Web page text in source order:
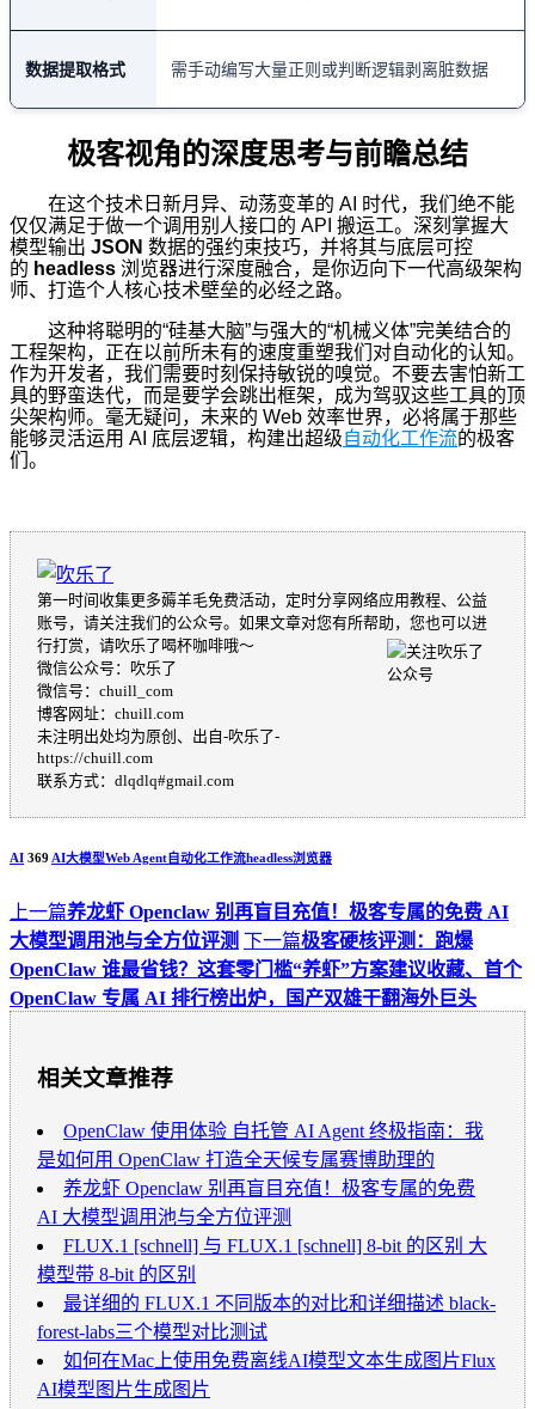
数据提取格式 需手动编写大量正则或判断逻辑剥离脏数据
极客视角的深度思考与前瞻总结
在这个技术日新月异、动荡变革的 AI 时代，我们绝不能
仅仅满足于做一个调用别人接口的 API 搬运工。深刻掌握大
模型输出 JSON 数据的强约束技巧，并将其与底层可控
的 headless 浏览器进行深度融合，是你迈向下一代高级架构
师、打造个人核心技术壁垒的必经之路。
这种将聪明的“硅基大脑”与强大的“机械义体”完美结合的
工程架构，正在以前所未有的速度重塑我们对自动化的认知。
作为开发者，我们需要时刻保持敏锐的嗅觉。不要去害怕新工
具的野蛮迭代，而是要学会跳出框架，成为驾驭这些工具的顶
尖架构师。毫无疑问，未来的 Web 效率世界，必将属于那些
能够灵活运用 AI 底层逻辑，构建出超级自动化工作流的极客
们。
第一时间收集更多薅羊毛免费活动，定时分享网络应用教程、公益
账号，请关注我们的公众号。如果文章对您有所帮助，您也可以进
行打赏，请吹乐了喝杯咖啡哦～
微信公众号：吹乐了
微信号：chuill_com
博客网址：chuill.com
未注明出处均为原创、出自-吹乐了-
https://chuill.com
联系方式：dlqdlq#gmail.com
AI 369 AI大模型Web Agent自动化工作流headless浏览器
上一篇养龙虾 Openclaw 别再盲目充值！极客专属的免费 AI
大模型调用池与全方位评测 下一篇极客硬核评测：跑爆
OpenClaw 谁最省钱？这套零门槛“养虾”方案建议收藏、首个
OpenClaw 专属 AI 排行榜出炉，国产双雄干翻海外巨头
相关文章推荐
OpenClaw 使用体验 自托管 AI Agent 终极指南：我
是如何用 OpenClaw 打造全天候专属赛博助理的
养龙虾 Openclaw 别再盲目充值！极客专属的免费
AI 大模型调用池与全方位评测
FLUX.1 [schnell] 与 FLUX.1 [schnell] 8-bit 的区别 大
模型带 8-bit 的区别
最详细的 FLUX.1 不同版本的对比和详细描述 black-
forest-labs三个模型对比测试
如何在Mac上使用免费离线AI模型文本生成图片Flux
AI模型图片生成图片